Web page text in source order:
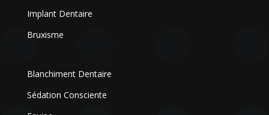
Implant Dentaire
Bruxisme
Blanchiment Dentaire
Sédation Consciente